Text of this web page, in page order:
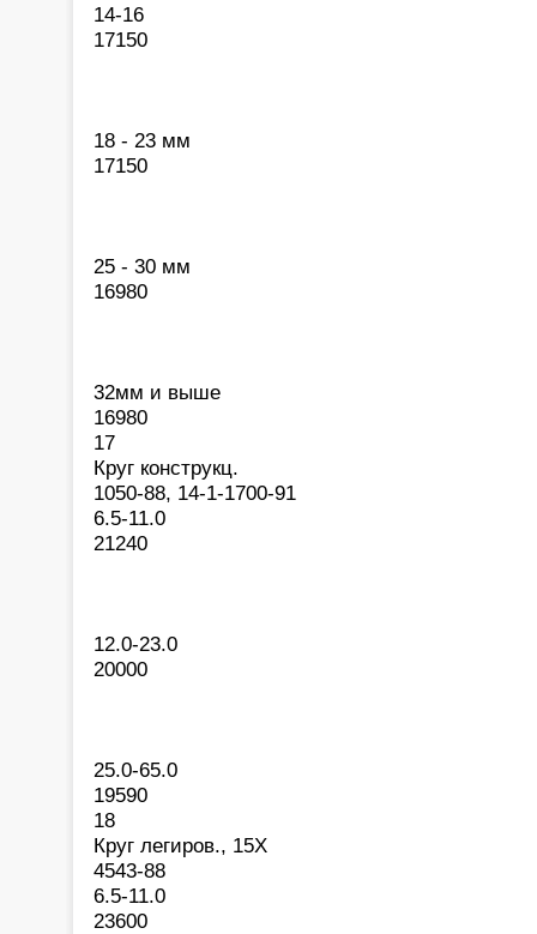
14-16
17150
18 - 23 мм
17150
25 - 30 мм
16980
32мм и выше
16980
17
Круг конструкц.
1050-88, 14-1-1700-91
6.5-11.0
21240
12.0-23.0
20000
25.0-65.0
19590
18
Круг легиров., 15Х
4543-88
6.5-11.0
23600